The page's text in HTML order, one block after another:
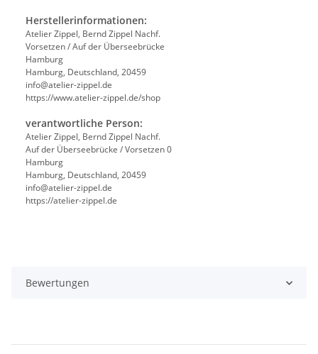
Herstellerinformationen:
Atelier Zippel, Bernd Zippel Nachf.
Vorsetzen / Auf der Überseebrücke
Hamburg
Hamburg, Deutschland, 20459
info@atelier-zippel.de
https://www.atelier-zippel.de/shop
verantwortliche Person:
Atelier Zippel, Bernd Zippel Nachf.
Auf der Überseebrücke / Vorsetzen 0
Hamburg
Hamburg, Deutschland, 20459
info@atelier-zippel.de
https://atelier-zippel.de
Bewertungen